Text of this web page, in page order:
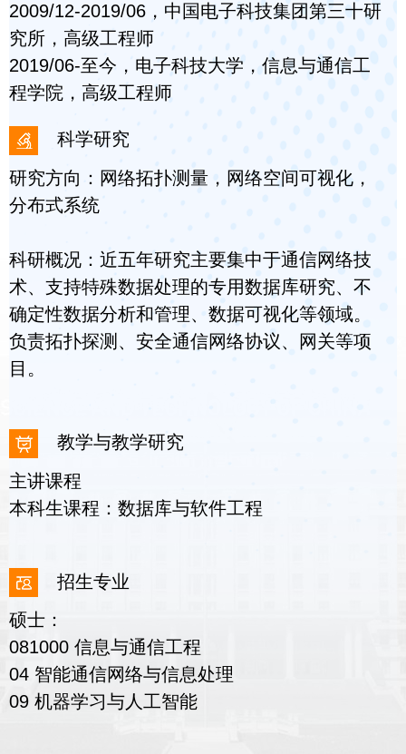
2009/12-2019/06，中国电子科技集团第三十研
究所，高级工程师
2019/06-至今，电子科技大学，信息与通信工
程学院，高级工程师
科学研究
研究方向：网络拓扑测量，网络空间可视化，
分布式系统
科研概况：近五年研究主要集中于通信网络技
术、支持特殊数据处理的专用数据库研究、不
确定性数据分析和管理、数据可视化等领域。
负责拓扑探测、安全通信网络协议、网关等项
目。
教学与教学研究
主讲课程
本科生课程：数据库与软件工程
招生专业
硕士：
081000 信息与通信工程
04 智能通信网络与信息处理
09 机器学习与人工智能